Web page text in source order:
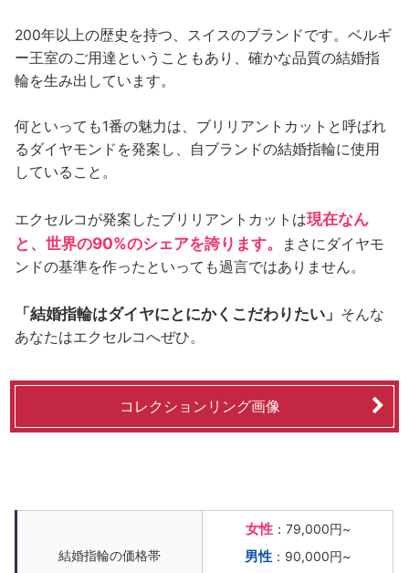
200年以上の歴史を持つ、スイスのブランドです。ベルギ
ー王室のご用達ということもあり、確かな品質の結婚指
輪を生み出しています。
何といっても1番の魅力は、ブリリアントカットと呼ばれ
るダイヤモンドを発案し、自ブランドの結婚指輪に使用
していること。
エクセルコが発案したブリリアントカットは現在なん
と、世界の90%のシェアを誇ります。
まさにダイヤモ
ンドの基準を作ったといっても過言ではありません。
「結婚指輪はダイヤにとにかくこだわりたい」 そんな
あなたはエクセルコへぜひ。
コレクションリング画像
結婚指輪の価格帯
女性：79,000円~
男性 ：90,000円~